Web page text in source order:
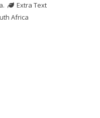
.
Extra Text
Africa